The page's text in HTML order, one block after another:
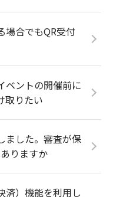
場合でもQR受付
ベントの開催前に
取りたい
ました。審査が保
りますか
済）機能を利用し